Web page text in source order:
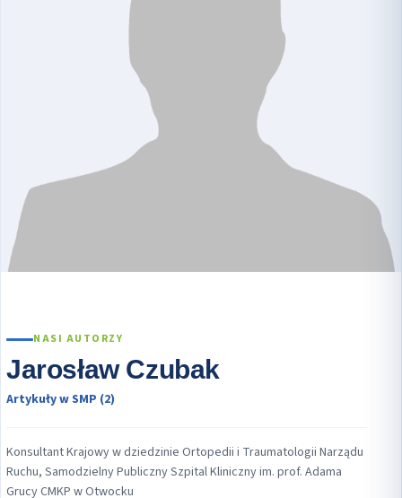
NASI AUTORZY
Jarosław Czubak
Artykuły w SMP (2)
Konsultant Krajowy w dziedzinie Ortopedii i Traumatologii Narządu
Ruchu, Samodzielny Publiczny Szpital Kliniczny im. prof. Adama
Grucy CMKP w Otwocku